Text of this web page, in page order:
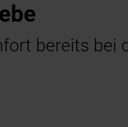
bereits bei